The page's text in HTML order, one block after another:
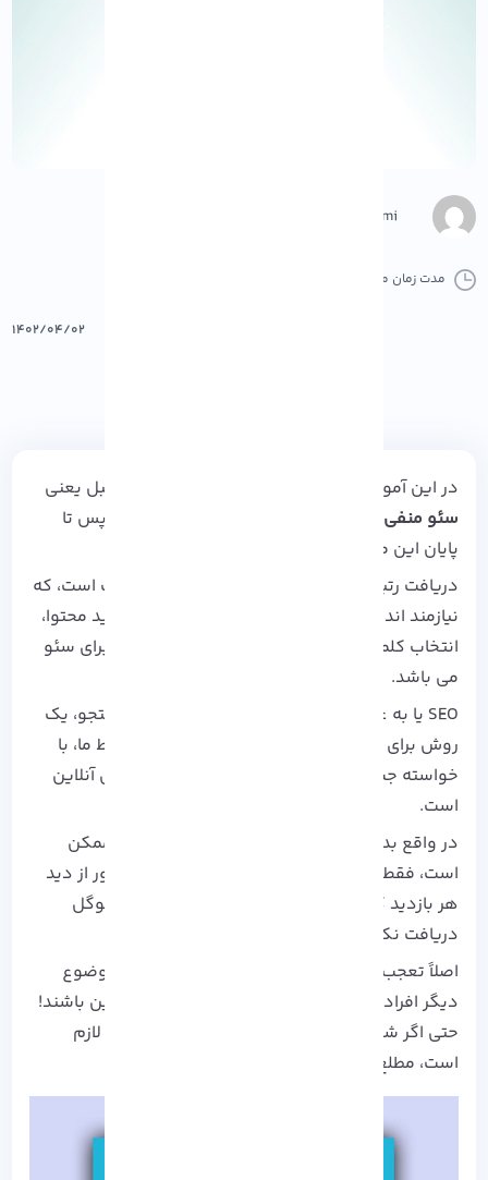
Negar Gerami
مدت زمان مطالعه :
۱۴۰۲/۰۴/۰۲
در این آموزش با بررسی یک عنوان متفاوت تر از قبل یعنی
سئو منفی یا Negative SEO
در کنار شما هستیم. پس تا
پایان این موضوع جذاب همراه
دریافت رتبه از صفحه اول گوگل یک شاهکار بزرگ است، که
نیازمند اندیشه ای متفکرانه در مورد استراتژی تولید محتوا،
انتخاب کلمات کلیدی و اعمال یک نقشه راه خوب برای سئو
می باشد.
SEO یا به عبارت دیگر بهینه سازی موتور های جستجو، یک
روش برای همگام سازی صفحات ایجاد شده توسط ما، با
خواسته جستجو گران هر نوع اطلاعات در فضا های آنلاین
است.
در واقع بدون اعمال روش های سئو در صفحات ممکن
است، فقط یک وب سایت با محتوا خوب ولی به دور از دید
هر بازدید کننده ای ایجاد کرده و هیچ رتبه ای از گوگل
دریافت نکنیم.
اصلاً تعجب نکنید که در مورد سئو نیز مانند هر موضوع
دیگر افرادی به دنبال راه میان بر و دور زدن قوانین باشند!
حتی اگر شما به دنبال اعمال این روش ها نیستید لازم
است، مطلع باشید تا به دام نیفتید!